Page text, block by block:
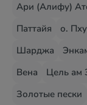
Ари (Алифу)
Паттайя
о.
Шарджа
Вена
Цель ам
Золотые пески